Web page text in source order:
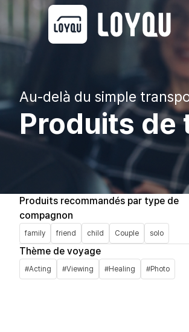
Au-delà du simple
Produits de
Produits recommandés par type de
compagnon
family friend child Couple solo
Thème de voyage
#Acting #Viewing #Healing #Photo